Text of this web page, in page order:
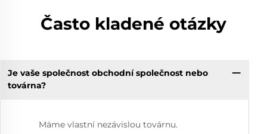
Často kladené otázky
Je vaše společnost obchodní společnost nebo
továrna?
Máme vlastní nezávislou továrnu.